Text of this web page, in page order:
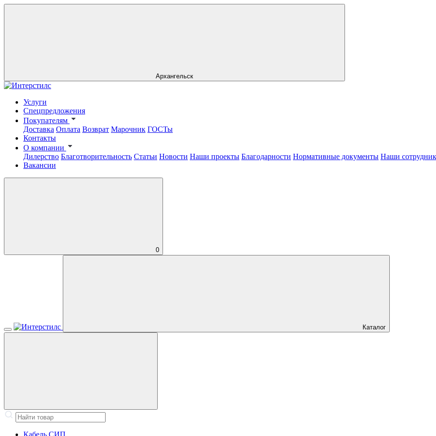
Архангельск
Услуги
Спецпредложения
Покупателям
Доставка Оплата Возврат Марочник ГОСТы
Контакты
О компании
Дилерство Благотворительность Статьи Новости Наши проекты Благодарности Нормативные документы Наши
Вакансии
0
Каталог
Кабель СИП